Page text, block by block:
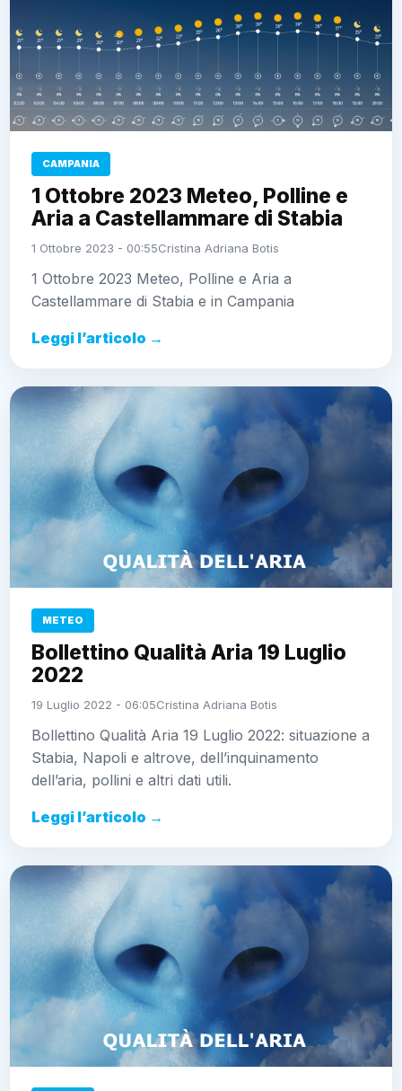
CAMPANIA
1 Ottobre 2023 Meteo, Polline e
Aria a Castellammare di Stabia
1 Ottobre 2023 - 00:55Cristina Adriana Botis
1 Ottobre 2023 Meteo, Polline e Aria a
Castellammare di Stabia e in Campania
Leggi l’articolo →
METEO
Bollettino Qualità Aria 19 Luglio
2022
19 Luglio 2022 - 06:05Cristina Adriana Botis
Bollettino Qualità Aria 19 Luglio 2022: situazione a
Stabia, Napoli e altrove, dell’inquinamento
dell’aria, pollini e altri dati utili.
Leggi l’articolo →